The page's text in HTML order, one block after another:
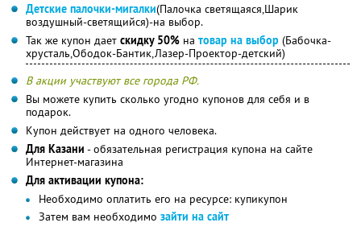
Детские палочки-мигалки(Палочка светящаяся,Шарик
воздушный-светящийся)-на выбор.
Так же купон дает скидку 50% на товар на выбор (Бабочка-
хрусталь,Ободок-Бантик,Лазер-Проектор-детский)
В акции участвуют все города РФ.
Вы можете купить сколько угодно купонов для себя и в
подарок.
Купон действует на одного человека.
Для Казани - обязательная регистрация купона на сайте
Интернет-магазина
Для активации купона:
Необходимо оплатить его на ресурсе: купикупон
Затем вам необходимо зайти на сайт